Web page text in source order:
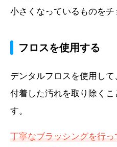
小さくなっているものをチ
フロスを使用する
デンタルフロスを使用し
付着した汚れを取り除く
す。
丁寧なブラッシングを行